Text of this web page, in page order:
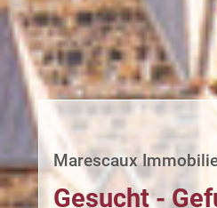
Marescaux
Gesucht -